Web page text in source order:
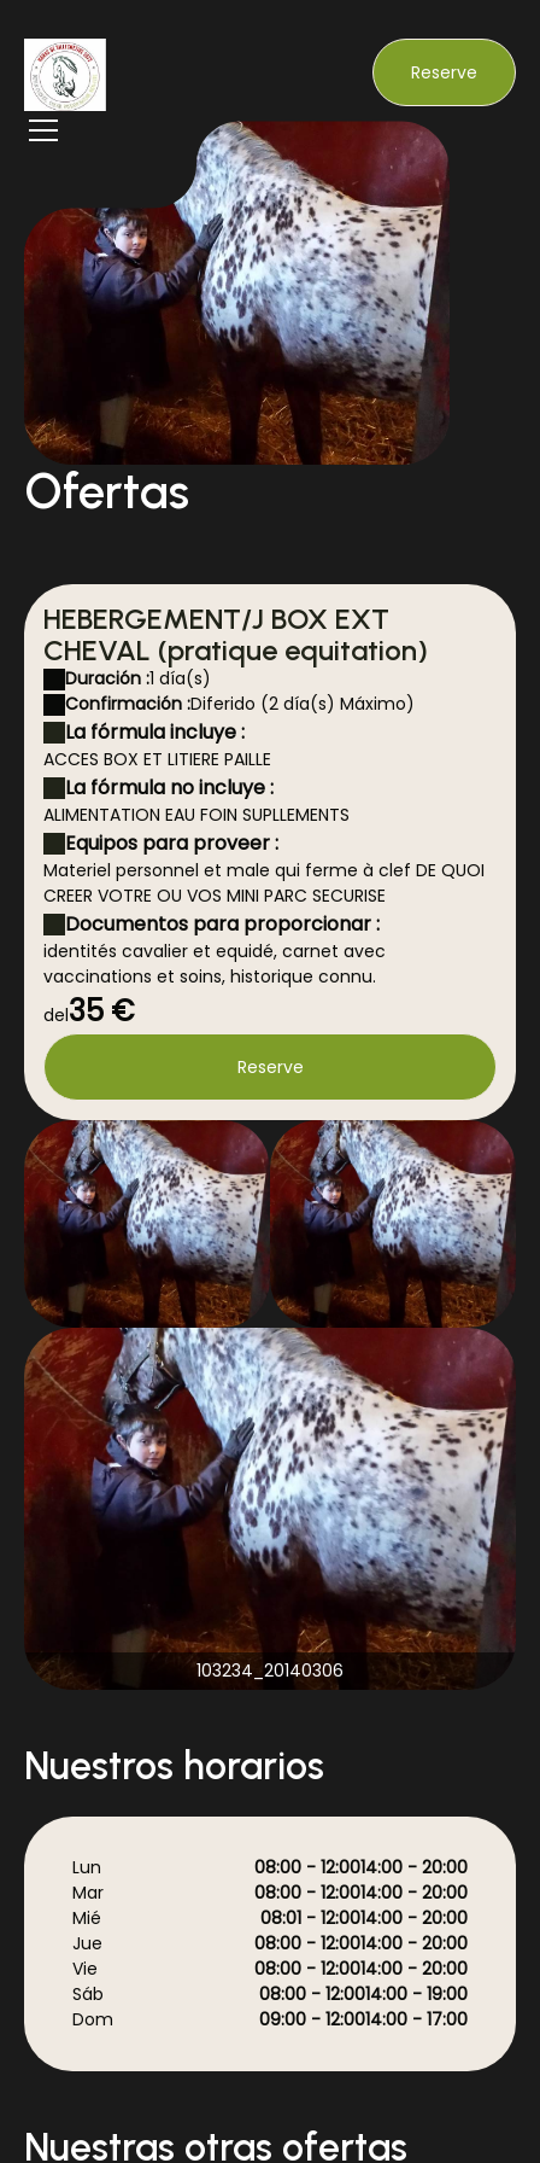
Reserve
Ofertas
HEBERGEMENT/J BOX EXT
CHEVAL (pratique equitation)
Duración :1 día(s)
Confirmación :Diferido (2 día(s) Máximo)
La fórmula incluye :
ACCES BOX ET LITIERE PAILLE
La fórmula no incluye :
ALIMENTATION EAU FOIN SUPLLEMENTS
Equipos para proveer :
Materiel personnel et male qui ferme à clef DE QUOI
CREER VOTRE OU VOS MINI PARC SECURISE
Documentos para proporcionar :
identités cavalier et equidé, carnet avec
vaccinations et soins, historique connu.
del35 €
Reserve
20140306_103234
Nuestros horarios
Lun 08:00 - 12:0014:00 - 20:00
Mar
08:00 - 12:0014:00 - 20:00
Mié
08:01 - 12:0014:00 - 20:00
Jue
08:00 - 12:0014:00 - 20:00
Vie
08:00 - 12:0014:00 - 20:00
Sáb
08:00 - 12:0014:00 - 19:00
Dom
09:00 - 12:0014:00 - 17:00
Nuestras otras ofertas